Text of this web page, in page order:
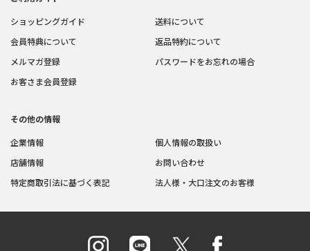
ショッピングガイド
会員特典について
メルマガ登録
お客さま会員登録
送料について
返品特約について
パスワードをお忘れの場合
その他の情報
企業情報
店舗情報
特定商取引法に基づく表記
個人情報の取扱い
お問い合わせ
法人様・大口注文のお客様